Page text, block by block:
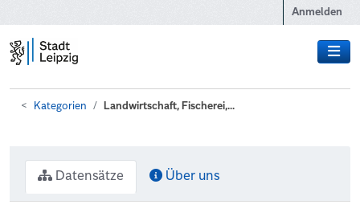
Anmelden
Kategorien Landwirtschaft, Fischerei,...
Datensätze Über uns